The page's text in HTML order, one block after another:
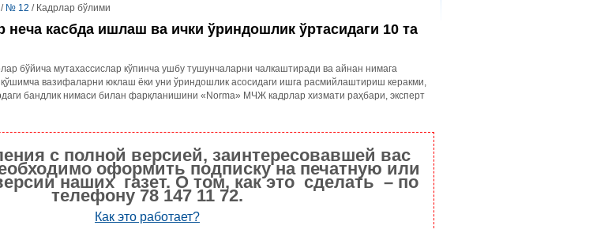
/ № 12 / Кадрлар бўлими
неча касбда ишлаш ва ички ўриндошлик ўртасидаги 10 та
бўйича мутахассислар кўпинча ушбу тушунчаларни чалкаштиради ва айнан нимага
қўшимча вазифаларни юклаш ёки уни ўриндошлик асосидаги ишга расмийлаштириш керакми,
бандлик нимаси билан фарқланишини «Norma» МЧЖ кадрлар хизмати раҳбари, эксперт
с полной версией, заинтересовавшей вас
оформить подписку на печатную или
наших газет. О том, как это сделать – по
телефону 78 147 11 72.
Как это работает?